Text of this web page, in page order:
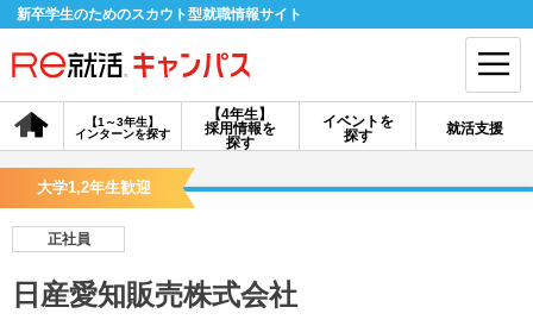
新卒学生のためのスカウト型就職情報サイト
【4年生】
採用情報を
探す
【1～3年生】
インターンを探す
イベントを
探す
就活支援
会員登録 ログイン
探す
大学1,2年生歓迎
正社員
日産愛知販売株式会社